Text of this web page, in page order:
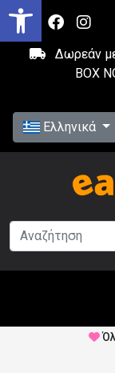
Δωρεάν
BOX
Ελληνικά